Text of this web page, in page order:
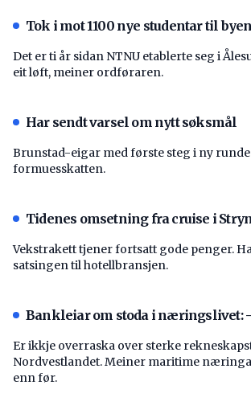
Tok i mot 1100 nye studentar til byen
Det er ti år sidan NTNU etablerte seg i
eit løft, meiner ordføraren.
Har sendt varsel om nytt søksmål
Brunstad-eigar med første steg i ny
formuesskatten.
Tidenes omsetning fra cruise i Stryn
Vekstrakett tjener fortsatt gode penger.
satsingen til hotellbransjen.
Bankleiar om stoda i næringslivet:
Er ikkje overraska over sterke
Nordvestlandet. Meiner maritime
enn før.